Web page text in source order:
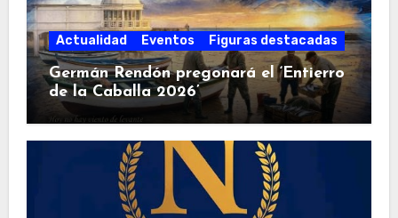
Actualidad Eventos Figuras destacadas
Germán Rendón pregonará el ‘Entierro
de la Caballa 2026’